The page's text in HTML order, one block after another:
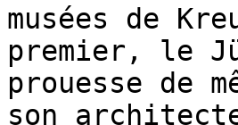
musées de
premier, le
prouesse de
son